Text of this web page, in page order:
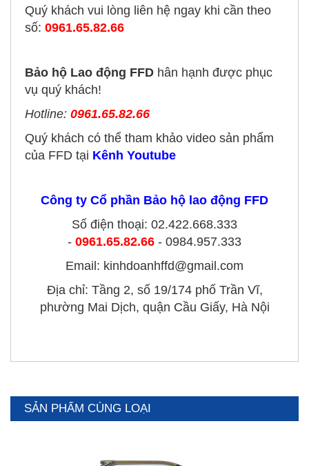
Quý khách vui lòng liên hệ ngay khi cần theo
số: 0961.65.82.66
Bảo hộ Lao động FFD hân hạnh được phục
vụ quý khách!
Hotline: 0961.65.82.66
Quý khách có thể tham khảo video sản phẩm
của FFD tại Kênh Youtube
Công ty Cổ phần Bảo hộ lao động FFD
Số điện thoại: 02.422.668.333
- 0961.65.82.66 - 0984.957.333
Email: kinhdoanhffd@gmail.com
Địa chỉ: Tầng 2, số 19/174 phố Trần Vĩ,
phường Mai Dịch, quận Cầu Giấy, Hà Nội
SẢN PHẨM CÙNG LOẠI